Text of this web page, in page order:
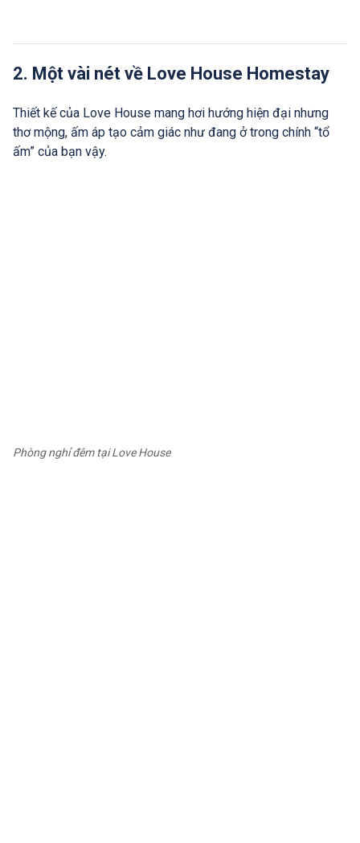
2. Một vài nét về Love House Homestay
Thiết kế của Love House mang hơi hướng hiện đại nhưng
thơ mộng, ấm áp tạo cảm giác như đang ở trong chính “tổ
ấm” của bạn vậy.
Phòng nghỉ đêm tại Love House